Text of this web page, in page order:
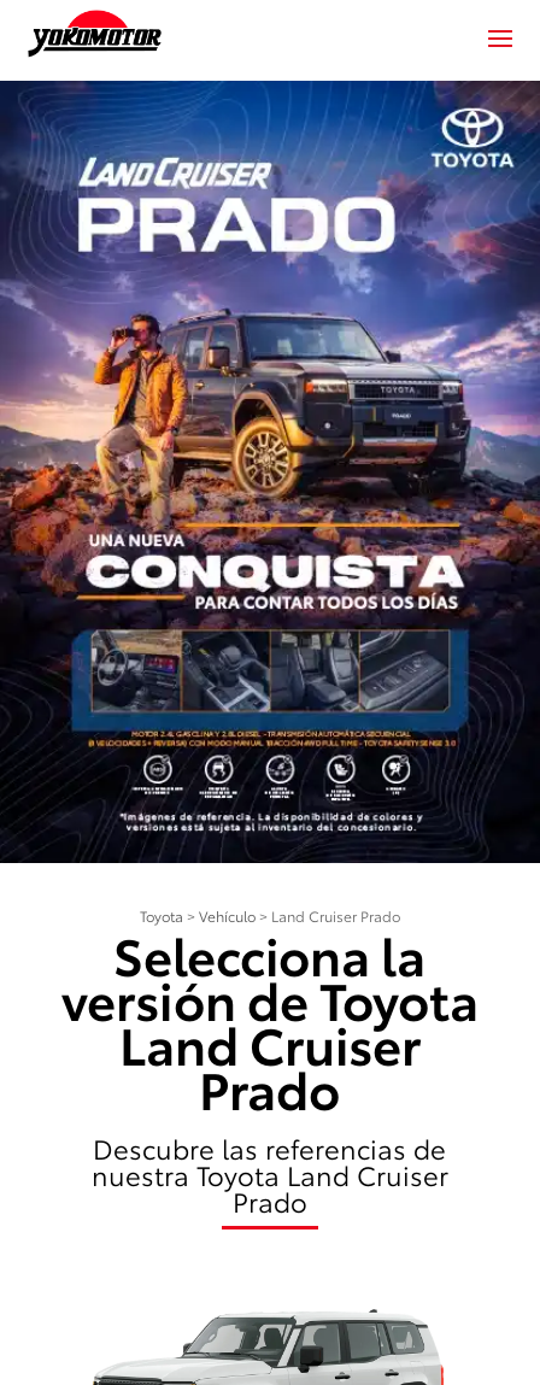
Toyota > Vehículo> Land Cruiser Prado
Selecciona la
versión de Toyota
Land Cruiser
Prado
Descubre las referencias de
nuestra Toyota Land Cruiser
Prado